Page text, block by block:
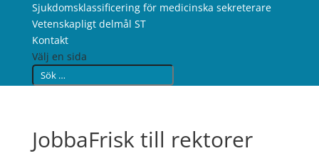
Sjukdomsklassificering för medicinska sekreterare
Vetenskapligt delmål ST
Kontakt
Välj en sida
JobbaFrisk till rektorer